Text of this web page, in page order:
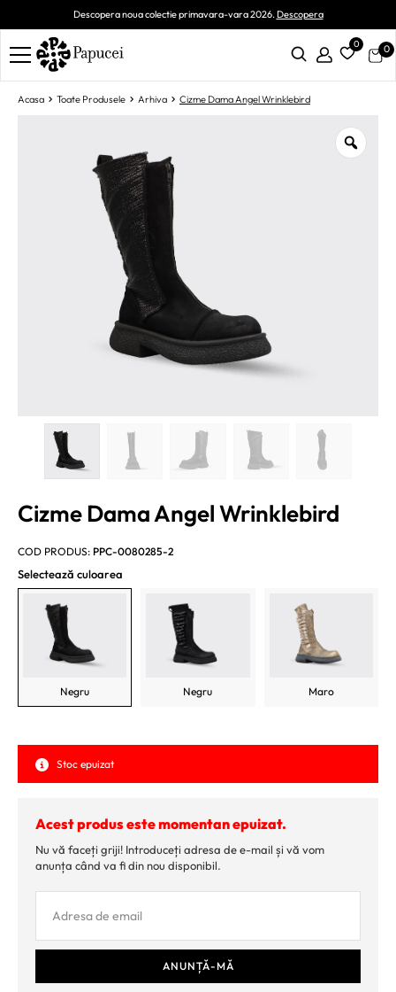
Descopera noua colectie primavara-vara 2026.Descopera
0 0
Acasa Toate Produsele Arhiva Cizme Dama Angel Wrinklebird
Cizme Dama Angel Wrinklebird
COD PRODUS: PPC-0080285-2
Selectează culoarea
Negru Negru Maro
Stoc epuizat
Acest produs este momentan epuizat.
Nu vă faceți griji! Introduceți adresa de e-mail și vă vom
anunța când va fi din nou disponibil.